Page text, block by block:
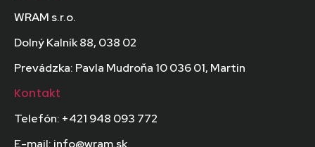
WRAM s.r.o.
Dolný Kalník 88, 038 02
Prevádzka: Pavla Mudroňa 10 036 01, Martin
Kontakt
Telefón: +421 948 093 772
E-mail: info@wram.sk